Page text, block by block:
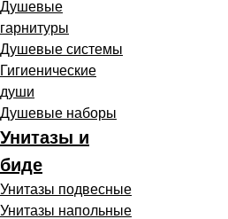
Душевые
гарнитуры
Душевые системы
Гигиенические
души
Душевые наборы
Унитазы и
биде
Унитазы подвесные
Унитазы напольные